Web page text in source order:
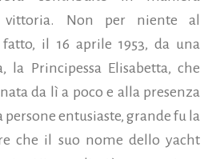
vittoria. Non per niente al
il 16 aprile 1953, da una
la Principessa Elisabetta, che
da lì a poco e alla presenza
entusiaste, grande fu la
che il suo nome dello yacht